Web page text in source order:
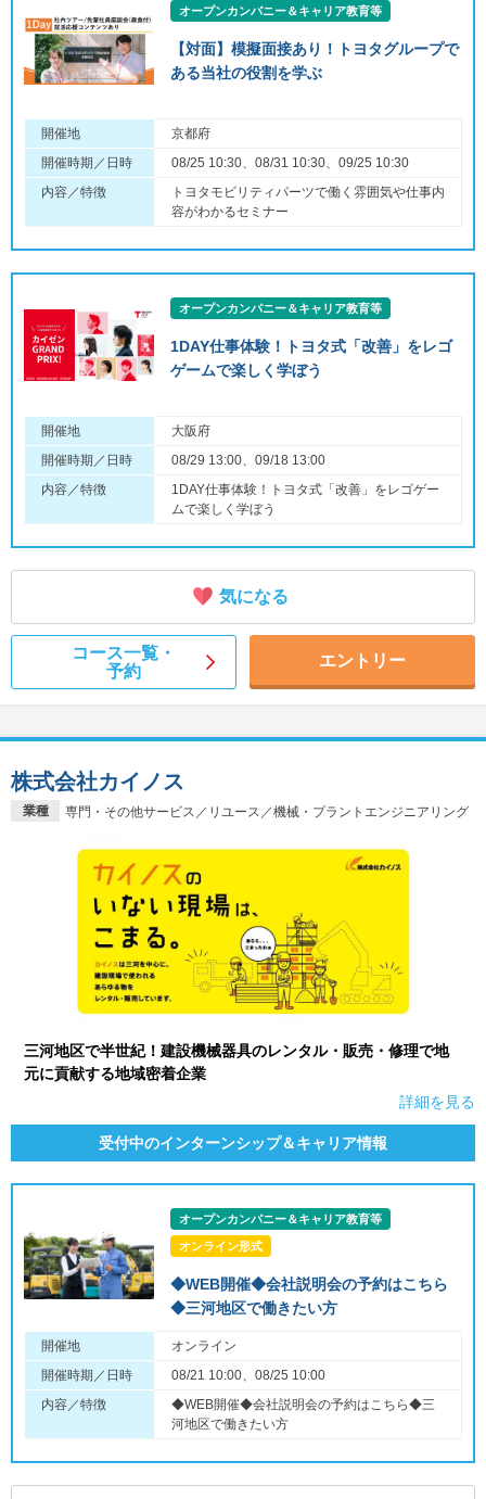
オープンカンパニー＆キャリア教育等
【対面】模擬面接あり！トヨタグループで
ある当社の役割を学ぶ
開催地
京都府
開催時期／日時
08/25 10:30、08/31 10:30、09/25 10:30
内容／特徴
トヨタモビリティパーツで働く雰囲気や仕事内
容がわかるセミナー
オープンカンパニー＆キャリア教育等
1DAY仕事体験！トヨタ式「改善」をレゴ
ゲームで楽しく学ぼう
開催地
大阪府
開催時期／日時
08/29 13:00、09/18 13:00
内容／特徴
1DAY仕事体験！トヨタ式「改善」をレゴゲー
ムで楽しく学ぼう
気になる
コース一覧・
予約
エントリー
業種 専門・その他サービス／リユース／機械・プラントエンジニアリング
株式会社カイノス
三河地区で半世紀！建設機械器具のレンタル・販売・修理で地
元に貢献する地域密着企業
詳細を見る
受付中のインターンシップ＆キャリア情報
オープンカンパニー＆キャリア教育等
オンライン形式
◆WEB開催◆会社説明会の予約はこちら
◆三河地区で働きたい方
開催地
オンライン
開催時期／日時
08/21 10:00、08/25 10:00
内容／特徴
◆WEB開催◆会社説明会の予約はこちら◆三
河地区で働きたい方